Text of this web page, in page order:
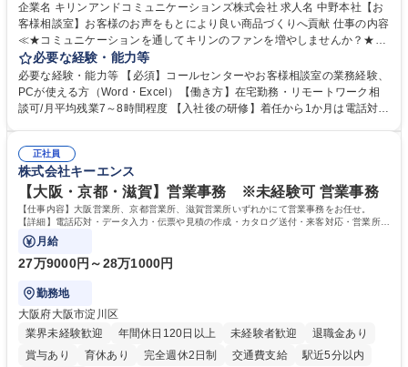
企業名 キリンアンドコミュニケーションズ株式会社 求人名 中野本社【お
客様相談室】お客様のお声をもとにより良い商品づくりへ貢献 仕事の内容
≪★コミュニケーションを通してキリンのファンを増やしませんか？★≫
お客様のお声をより良い商品づくりに活かしていく上で、窓口となるお客
様相談室でのお仕事です。 日々お客様からいただくキリングループへのご
意見を、企業活動に活かしています。お客様からの声に迅速かつ誠意をも
って対応、情報提供するとともにグループ内活動に反映しています。 【具
平均100件前後■メール・手紙：同上40件前後 募集職種 中野本社【お客様
相談室】お客様のお声をもとにより良い商品づくりへ貢献
必要な経験・能力等
必要な経験・能力等 【必須】コールセンターやお客様相談室の業務経験、
PCが使える方（Word・Excel）【働き方】在宅勤務・リモートワーク相
談可/月平均残業7～8時間程度 【入社後の研修】着任から1か月は電話対応
すのでご安心ください。 【当社について】キリングループの広報機能を担
う会社として、お客様との出会いを大切にし、磨き上げたホスピタリティ
を込めてコミュニケーションをとりながら広報関連業務を行っておりま
す。 学歴・資格 学歴：大学院 大学 高専 短大 専修学校 高校 語学力： 資
格：
正社員
株式会社キーエンス
【大阪・京都・滋賀】営業事務 ※未経験可 営業事務
【仕事内容】大阪営業所、京都営業所、滋賀営業所いずれかにて営業事務をお任せ。
【詳細】電話応対・データ入力・伝票や見積の作成・カタログ送付・来客対応・営業所内
で発生する事務業務や業務改善をお任せ。
月給
27万9000円～28万1000円
勤務地
大阪府大阪市淀川区
業界未経験歓迎
年間休日120日以上 未経験者歓迎
退職金あり
賞与あり
育休あり 完全週休2日制 交通費支給 駅近5分以内